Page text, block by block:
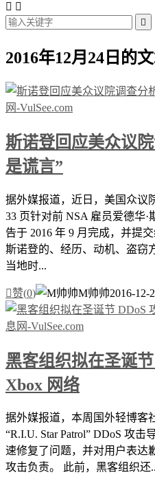
 

2016年12月24日的
斯诺登回应美众议
是谎言”
据外媒报道，近日，美国众议
33 页针对前 NSA 雇员爱德华
告于 2016 年 9 月完成，并提
斯诺登的、经历、动机、盗窃
当地时...
赞(0) M帅帅2016-12-
黑客组织拟在圣诞节
Xbox 网络
据外媒报道，本周国外轻博客
“R.I.U. Star Patrol” DDoS 攻
速修复了问题，并对用户表达
攻击负责。 此前，黑客组织还